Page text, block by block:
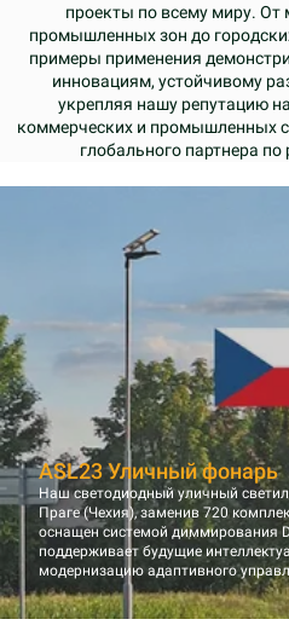
проекты по всему миру. От
промышленных зон до
примеры применения
инновациям, устойчивому
укрепляя нашу репутацию
коммерческих и промышленных
глобального партнера
ASL23 Уличный фонарь
Наш светодиодный уличный
Праге (Чехия), заменив 720
оснащен системой диммирования
поддерживает будущие
модернизацию адаптивного